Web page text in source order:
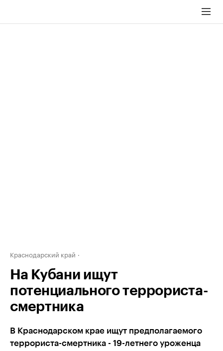
Краснодарский край
На Кубани ищут
потенциального террориста-
смертника
В Краснодарском крае ищут предполагаемого
террориста-смертника - 19-летнего уроженца